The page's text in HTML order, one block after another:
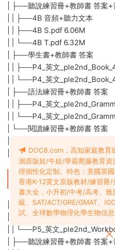
| ├──聽說練習冊+教師書 答案
| | ├──4B 音頻+聽力文本
| | ├──4B S.pdf 6.06M
| | └──4B T.pdf 6.32M
| ├──學生書+教師書 答案
| | ├──P4_英文
| | └──P4_英文
| ├──語法練習冊+教師書 答案
| | ├──P4_英文
| | └──P4_英文
| └──閱讀練習冊+教師書 答案
| | ├──P4_英文
| | └──P4_英文
├──5A
| ├──Workbook 練習冊+教師書
| | ├──P5_英文
| | └──P5_英文
| ├──聽說練習冊+教師書 答案
DOC8.com，高知家庭教育
測原版娃/牛娃/學霸爬藤教育資
徑個性化定制。特色：美國英
香港K-12英文原版教材/練習冊
書大全，小升初/中考/高考、
級、SAT/ACT/GRE/GMAT、
試、全球數學物理化學生物信